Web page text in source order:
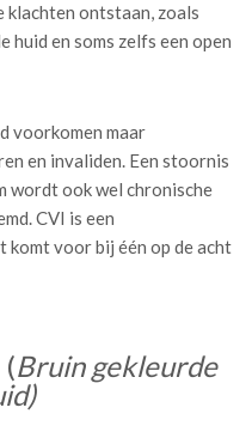
klachten ontstaan, zoals
huid en soms zelfs een open
voorkomen maar
en invaliden. Een stoornis
wordt ook wel chronische
CVI is een
komt voor bij één op de acht
Bruin gekleurde